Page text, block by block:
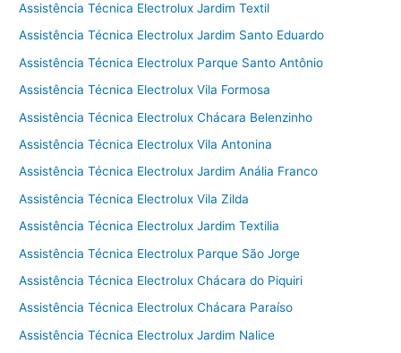
Assistência Técnica Electrolux Jardim Textil
Assistência Técnica Electrolux Jardim Santo Eduardo
Assistência Técnica Electrolux Parque Santo Antônio
Assistência Técnica Electrolux Vila Formosa
Assistência Técnica Electrolux Chácara Belenzinho
Assistência Técnica Electrolux Vila Antonina
Assistência Técnica Electrolux Jardim Anália Franco
Assistência Técnica Electrolux Vila Zilda
Assistência Técnica Electrolux Jardim Textilia
Assistência Técnica Electrolux Parque São Jorge
Assistência Técnica Electrolux Chácara do Piquiri
Assistência Técnica Electrolux Chácara Paraíso
Assistência Técnica Electrolux Jardim Nalice